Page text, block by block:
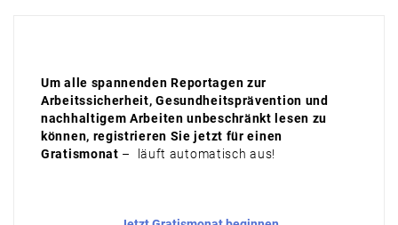
Um alle spannenden Reportagen zur
Arbeitssicherheit, Gesundheitsprävention und
nachhaltigem Arbeiten unbeschränkt lesen zu
können, registrieren Sie jetzt für einen
Gratismonat – läuft automatisch aus!